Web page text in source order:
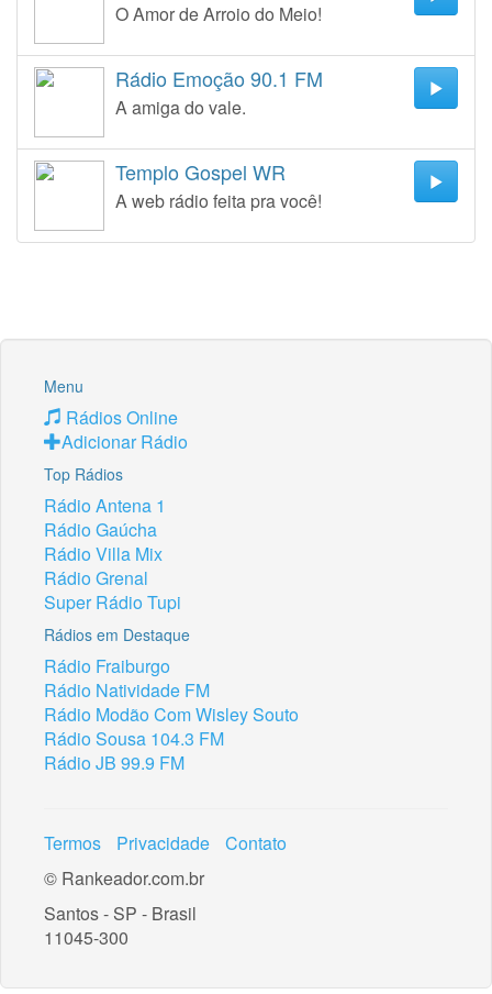
O Amor de Arroio do Meio!
Rádio Emoção 90.1 FM
A amiga do vale.
Templo Gospel WR
A web rádio feita pra você!
Menu
Rádios Online
Adicionar Rádio
Top Rádios
Rádio Antena 1
Rádio Gaúcha
Rádio Villa Mix
Rádio Grenal
Super Rádio Tupi
Rádios em Destaque
Rádio Fraiburgo
Rádio Natividade FM
Rádio Modão Com Wisley Souto
Rádio Sousa 104.3 FM
Rádio JB 99.9 FM
Termos Privacidade
Contato
© Rankeador.com.br
Santos - SP - Brasil
11045-300